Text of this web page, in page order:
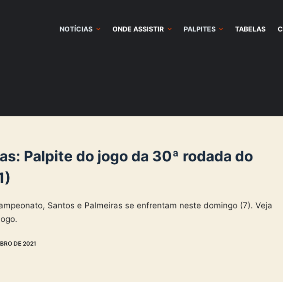
NOTÍCIAS ONDE ASSISTIR PALPITES TABELAS
Palpite do jogo da 30ª rodada do
Santos e Palmeiras se enfrentam neste domingo (7). Veja
DE 2021